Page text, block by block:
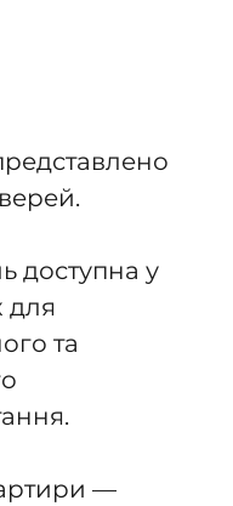
доступна у
для
та
—